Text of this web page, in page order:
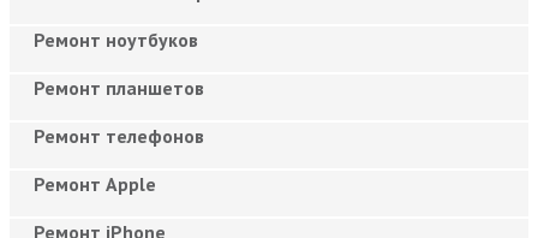
Ремонт ноутбуков
Ремонт планшетов
Ремонт телефонов
Ремонт Apple
Ремонт iPhone